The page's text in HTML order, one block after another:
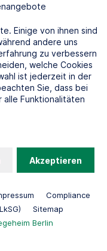
Compliance
Sitemap
Berlin
Einige von ihnen sind
andere uns
zu verbessern
welche Cookies
ist jederzeit in der
Sie, dass bei
alle Funktionalitäten
Akzeptieren